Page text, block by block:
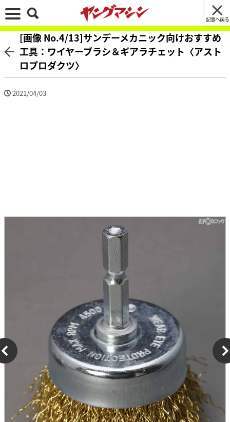
記事へ戻る
[画像 No.4/13]サンデーメカニック向けおすすめ
工具：ワイヤーブラシ＆ギアラチェット〈アスト
ロプロダクツ〉
2021/04/03